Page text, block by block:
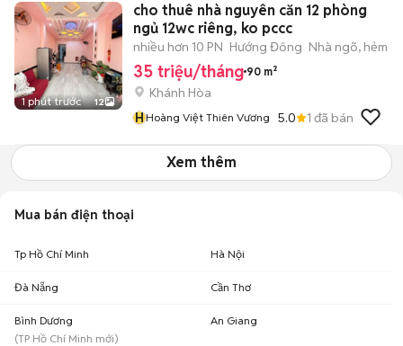
1 phút trước 12
cho thuê nhà nguyên căn 12 phòng
ngủ 12wc riêng, ko pccc
nhiều hơn 10 PN Hướng Đông Nhà ngõ, hẻm
35 triệu/tháng 90 m²
Khánh Hòa
HHoàng Việt Thiên Vương 5.0 1 đã bán
Xem thêm
Mua bán điện thoại
Tp Hồ Chí Minh Hà Nội
Đà Nẵng Cần Thơ
Bình Dương
(TP Hồ Chí Minh mới)
An Giang